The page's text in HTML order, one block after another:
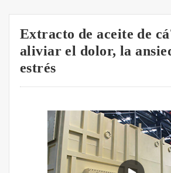
Extracto de aceite de
aliviar el dolor, la
estrés